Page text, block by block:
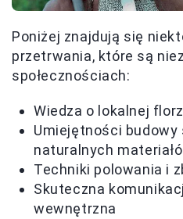
Poniżej znajdują się
przetrwania, które są
społecznościach:
Wiedza o lokalnej
Umiejętności budowy
naturalnych
Techniki polowania i
Skuteczna
wewnętrzna